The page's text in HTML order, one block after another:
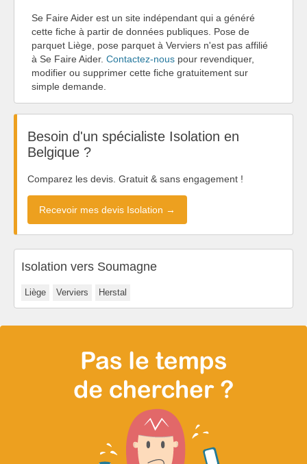
Se Faire Aider est un site indépendant qui a généré
cette fiche à partir de données publiques. Pose de
parquet Liège, pose parquet à Verviers n'est pas affilié
à Se Faire Aider. Contactez-nous pour revendiquer,
modifier ou supprimer cette fiche gratuitement sur
simple demande.
Besoin d'un spécialiste Isolation en
Belgique ?
Comparez les devis. Gratuit & sans engagement !
Recevoir mes devis Isolation →
Isolation vers Soumagne
Liège Verviers Herstal